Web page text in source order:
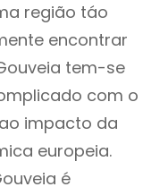
região táo
encontrar
tem-se
com o
impacto da
europeia.
é